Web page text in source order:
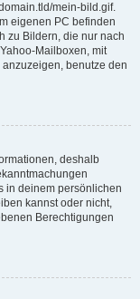
mein-bild.gif.
eigenen PC befinden
zu Bildern, die nur nach
Mailboxen, mit
benutze den
deshalb
in deinem persönlichen
kannst oder nicht,
Berechtigungen